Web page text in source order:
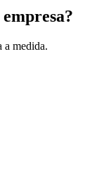
a medida.